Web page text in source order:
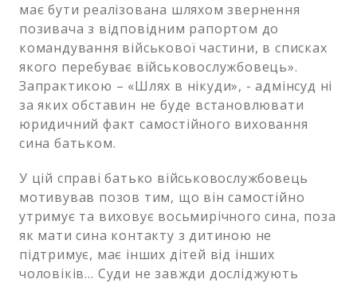
має бути реалізована шляхом звернення
позивача з відповідним рапортом до
командування військової частини, в списках
якого перебуває військовослужбовець».
Запрактикою – «Шлях в нікуди», - адмінсуд ні
за яких обставин не буде встановлювати
юридичний факт самостійного виховання
сина батьком.
У цій справі батько військовослужбовець
мотивував позов тим, що він самостійно
утримує та виховує восьмирічного сина, поза
як мати сина контакту з дитиною не
підтримує, має інших дітей від інших
чоловіків… Суди не завжди досліджують